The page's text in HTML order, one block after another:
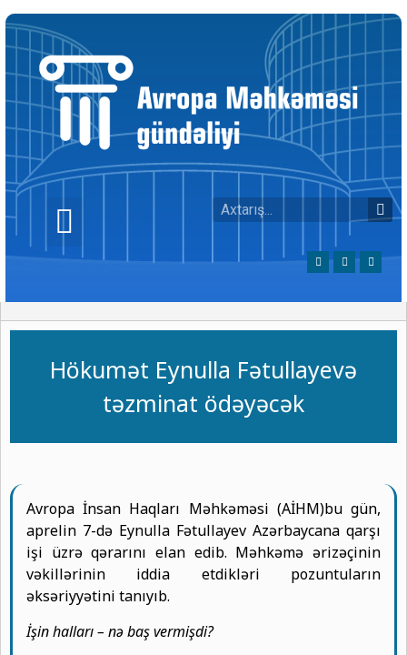
Hökumət Eynulla Fətullayevə
təzminat ödəyəcək
Avropa İnsan Haqları Məhkəməsi (AİHM)bu gün,
aprelin 7-də Eynulla Fətullayev Azərbaycana qarşı
işi üzrə qərarını elan edib. Məhkəmə ərizəçinin
vəkillərinin iddia etdikləri pozuntuların
əksəriyyətini tanıyıb.
İşin halları – nə baş vermişdi?